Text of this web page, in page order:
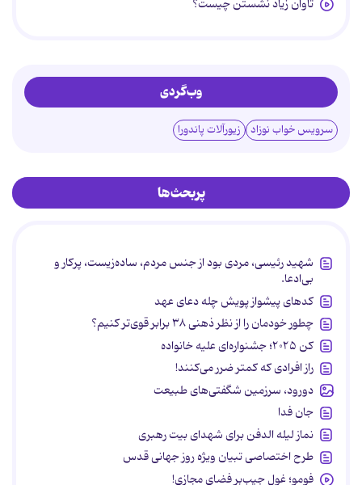
تاوان زیاد نشستن چیست؟
وب‌گردی
سرویس خواب نوزاد زیورآلات پاندورا
پربحث‌ها
شهید رئیسی، مردی بود از جنس مردم، ساده‌زیست، پرکار و
بی‌ادعا.
کدهای پیشواز پویش چله دعای عهد
چطور خودمان را از نظر ذهنی ۳۸ برابر قوی‌تر کنیم؟
کن ۲۰۲۵؛ جشنواره‌ای علیه خانواده
راز افرادی که کمتر ضرر می‌کنند!
دورود، سرزمین شگفتی‌های طبیعت
جان فدا
نماز لیله الدفن برای شهدای بیت رهبری
طرح اختصاصی تبیان ویژه روز جهانی قدس
فومو؛ غول جیب‌بر فضای مجازی!